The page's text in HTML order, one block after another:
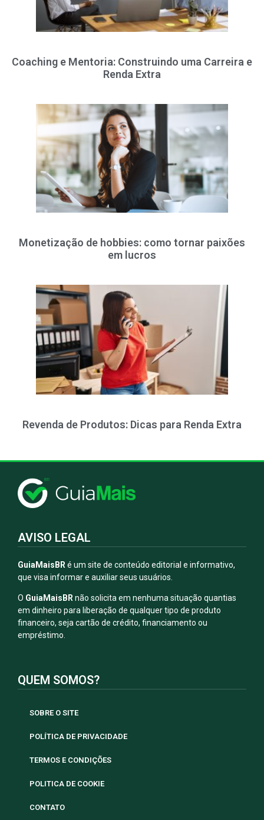
Coaching e Mentoria: Construindo uma Carreira e
Renda Extra
Monetização de hobbies: como tornar paixões
em lucros
Revenda de Produtos: Dicas para Renda Extra
AVISO LEGAL
GuiaMaisBR é um site de conteúdo editorial e informativo,
que visa informar e auxiliar seus usuários.
O GuiaMaisBRnão solicita em nenhuma situação quantias
em dinheiro para liberação de qualquer tipo de produto
financeiro, seja cartão de crédito, financiamento ou
empréstimo.
QUEM SOMOS?
SOBRE O SITE
POLÍTICA DE PRIVACIDADE
TERMOS E CONDIÇÕES
POLITICA DE COOKIE
CONTATO